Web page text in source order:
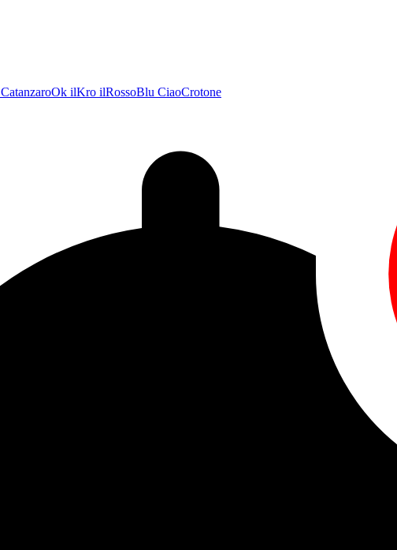
CatanzaroOk ilKro ilRossoBlu CiaoCrotone